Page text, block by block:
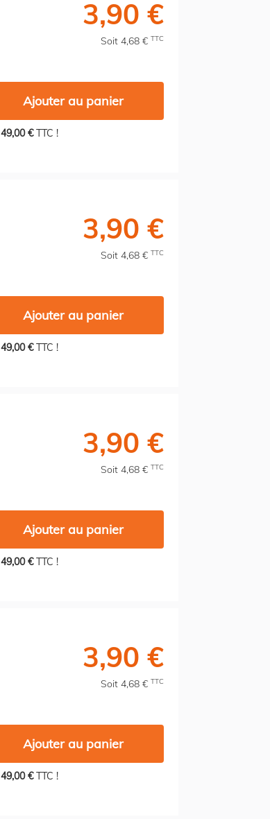
3,90 €
Soit 4,68 € TTC
Ajouter au panier
49,00 €TTC !
3,90 €
Soit 4,68 € TTC
Ajouter au panier
49,00 €TTC !
3,90 €
Soit 4,68 € TTC
Ajouter au panier
49,00 €TTC !
3,90 €
Soit 4,68 € TTC
Ajouter au panier
49,00 €TTC !